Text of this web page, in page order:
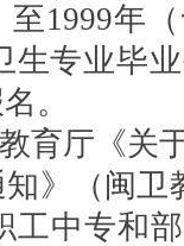
至1999年
生专业毕
。
育厅《关
》（闽卫
工中专和